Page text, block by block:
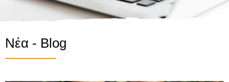
Νέα - Blog